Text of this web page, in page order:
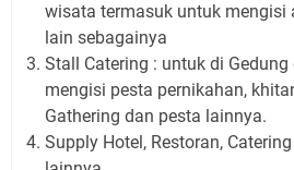
wisata termasuk untuk mengisi
lain sebagainya
Stall Catering : untuk di
mengisi pesta pernikahan,
Gathering dan pesta lainnya.
Supply Hotel, Restoran,